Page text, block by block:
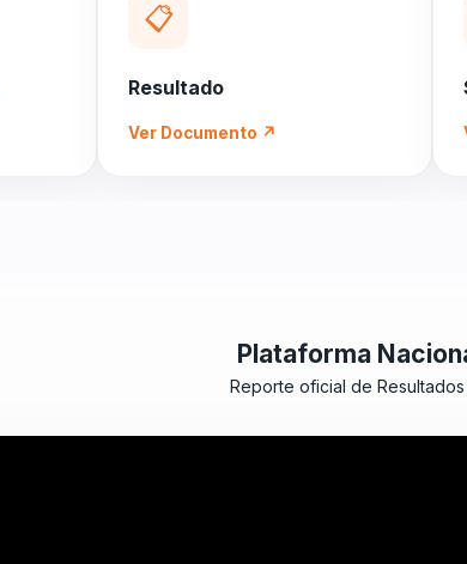
📋
Resultado
Ver Documento ↗
Plataforma
Reporte oficial de